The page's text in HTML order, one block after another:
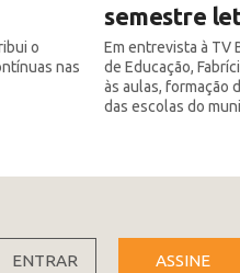
o
nas
semestre
Em entrevista à TV
de Educação,
às aulas, formação
das escolas do
ENTRAR ASSINE